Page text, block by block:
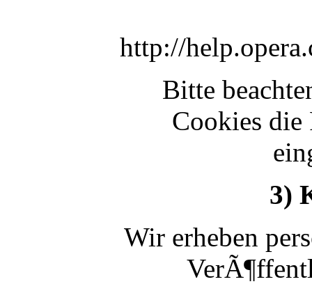
http://
Bitte
Cookies
3)
Wir erheben